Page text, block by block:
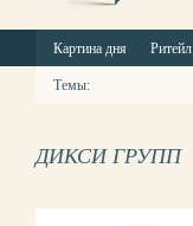
Картина дня Ритейл
Темы:
ДИКСИ ГРУПП